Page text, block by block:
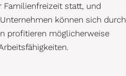
Familienfreizeit statt, und
können sich durch
profitieren möglicherweise